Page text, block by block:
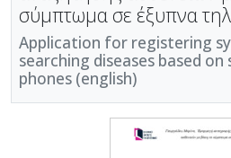
σύμπτωμα σε έξυπνα
Application for registering
searching diseases based
phones (english)